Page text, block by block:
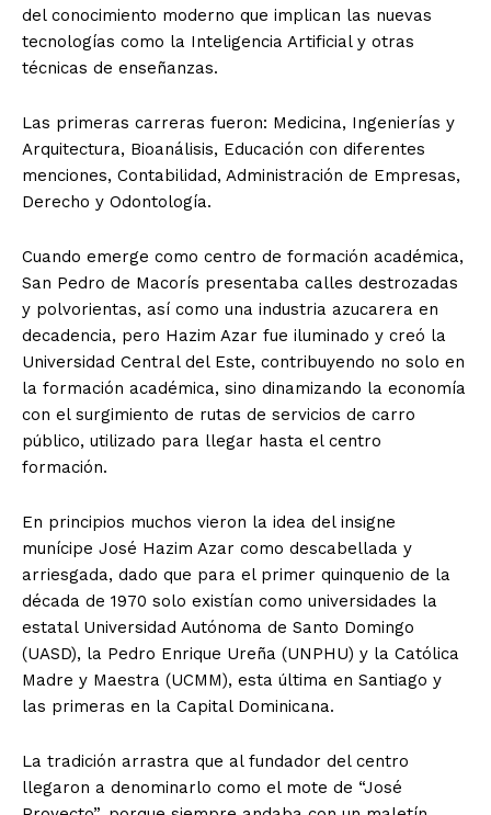
del conocimiento moderno que implican las nuevas
tecnologías como la Inteligencia Artificial y otras
técnicas de enseñanzas.
Las primeras carreras fueron: Medicina, Ingenierías y
Arquitectura, Bioanálisis, Educación con diferentes
menciones, Contabilidad, Administración de Empresas,
Derecho y Odontología.
Cuando emerge como centro de formación académica,
San Pedro de Macorís presentaba calles destrozadas
y polvorientas, así como una industria azucarera en
decadencia, pero Hazim Azar fue iluminado y creó la
Universidad Central del Este, contribuyendo no solo en
la formación académica, sino dinamizando la economía
con el surgimiento de rutas de servicios de carro
público, utilizado para llegar hasta el centro
formación.
En principios muchos vieron la idea del insigne
munícipe José Hazim Azar como descabellada y
arriesgada, dado que para el primer quinquenio de la
década de 1970 solo existían como universidades la
estatal Universidad Autónoma de Santo Domingo
(UASD), la Pedro Enrique Ureña (UNPHU) y la Católica
Madre y Maestra (UCMM), esta última en Santiago y
las primeras en la Capital Dominicana.
La tradición arrastra que al fundador del centro
llegaron a denominarlo como el mote de “José